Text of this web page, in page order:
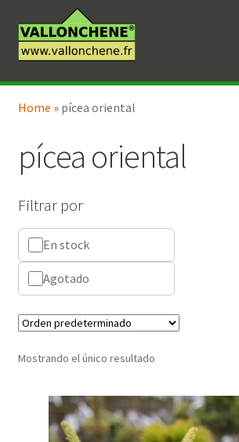
a
la
al
contenido
Tienda en línea
Home » pícea oriental
pícea oriental
Filtrar por
En stock
Agotado
Mostrando el único resultado